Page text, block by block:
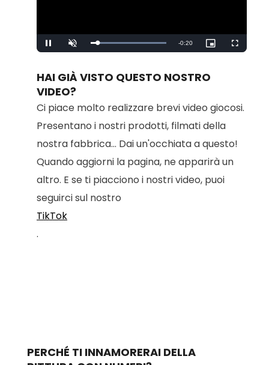
Pause Unmute Loaded:
Remaining
-0:20
Picture-
in-
Fullscreen
HAI GIÀ VISTO QUESTO NOSTRO
VIDEO?
Ci piace molto realizzare brevi video giocosi.
Presentano i nostri prodotti, filmati della
nostra fabbrica... Dai un'occhiata a questo!
Quando aggiorni la pagina, ne apparirà un
altro. E se ti piacciono i nostri video, puoi
seguirci sul nostro
TikTok
.
PERCHÉ TI INNAMORERAI DELLA